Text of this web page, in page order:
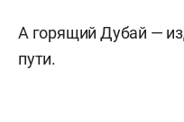
А горящий Дубай —
пути.